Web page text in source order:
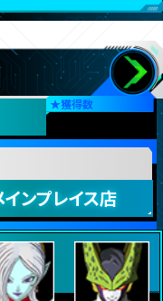
★獲得数
ンプレイス店